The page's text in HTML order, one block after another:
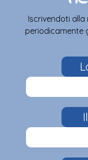
Iscrivendoti alla
periodicamente